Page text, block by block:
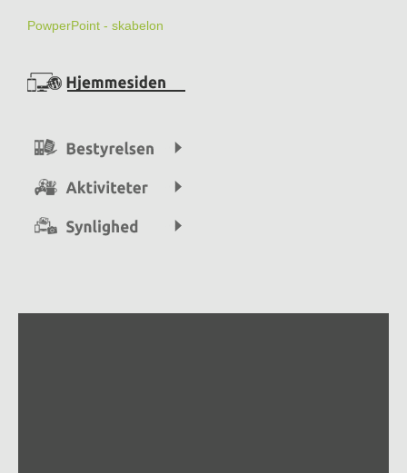
PowperPoint - skabelon